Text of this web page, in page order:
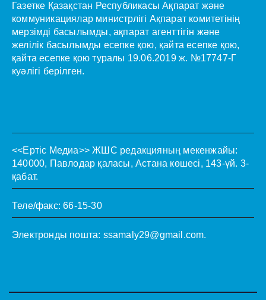
Газетке Қазақстан Республикасы Ақпарат және
коммуникациялар министрлігі Ақпарат комитетінің
мерзімді басылымды, ақпарат агенттігін және
желілік басылымды есепке қою, қайта есепке қою,
қайта есепке қою туралы 19.06.2019 ж. №17747-Г
куәлігі берілген.
<<Ертіс Медиа>> ЖШС редакцияның мекенжайы:
140000, Павлодар қаласы, Астана көшесі, 143-үй. 3-
қабат.
Теле/факс: 66-15-30
Электронды пошта: ssamaly29@gmail.com.